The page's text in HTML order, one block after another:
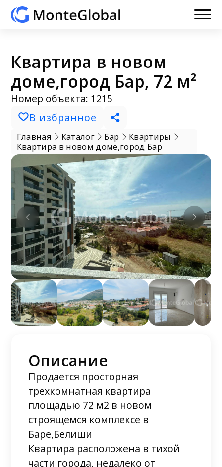
Квартира в новом
доме,город Бар, 72 м²
Номер объекта: 1215
В избранное
Главная Каталог Бар
Квартиры
Квартира в новом доме,город Бар
Описание
Продается просторная
трехкомнатная квартира
площадью 72 м2 в новом
строящемся комплексе в
Баре,Белиши
Квартира расположена в тихой
части города, недалеко от